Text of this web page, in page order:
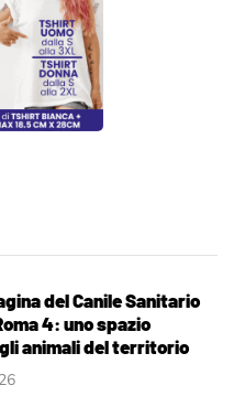
del Canile Sanitario
4: uno spazio
animali del territorio